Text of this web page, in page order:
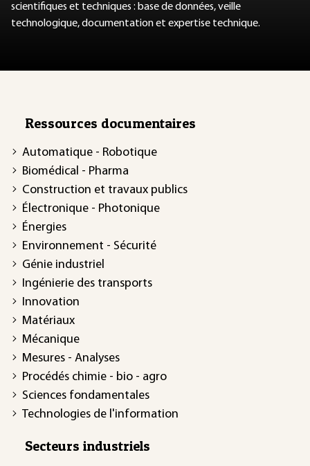
scientifiques et techniques : base de données, veille
technologique, documentation et expertise technique.
Ressources documentaires
Automatique - Robotique
Biomédical - Pharma
Construction et travaux publics
Électronique - Photonique
Énergies
Environnement - Sécurité
Génie industriel
Ingénierie des transports
Innovation
Matériaux
Mécanique
Mesures - Analyses
Procédés chimie - bio - agro
Sciences fondamentales
Technologies de l'information
Secteurs industriels